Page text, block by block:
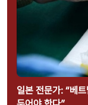
일본 전문가: “베